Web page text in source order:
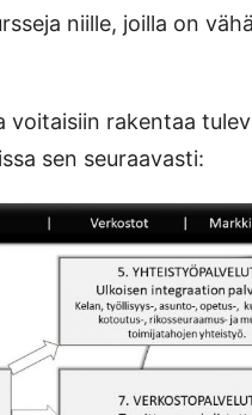
niille, joilla on
rakentaa
sen seuraavasti: